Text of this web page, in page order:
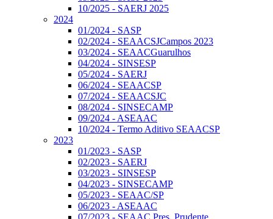
10/2025 - SAERJ 2025
2024
01/2024 - SASP
02/2024 - SEAACSJCampos 2023
03/2024 - SEAACGuarulhos
04/2024 - SINSESP
05/2024 - SAERJ
06/2024 - SEAACSP
07/2024 - SEAACSJC
08/2024 - SINSECAMP
09/2024 - ASEAAC
10/2024 - Termo Aditivo SEAACSP
2023
01/2023 - SASP
02/2023 - SAERJ
03/2023 - SINSESP
04/2023 - SINSECAMP
05/2023 - SEAAC/SP
06/2023 - ASEAAC
07/2023 - SEAAC Pres. Prudente